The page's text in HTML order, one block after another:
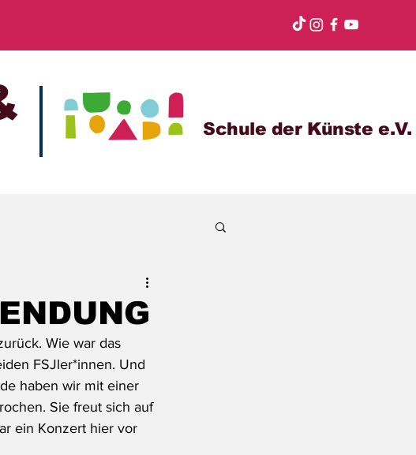
Schule der Künste e.V.
Wie war das
FSJler*innen. Und
haben wir mit einer
Sie freut sich auf
ein Konzert hier vor